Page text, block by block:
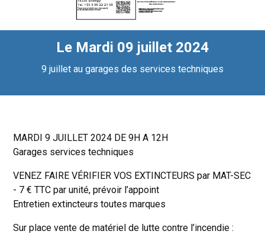
Le Mardi 09 juillet 2024
9 juillet au garages des services techniques
MARDI 9 JUILLET 2024 DE 9H A 12H
Garages services techniques
VENEZ FAIRE VÉRIFIER VOS EXTINCTEURS par MAT-SEC
- 7 € TTC par unité, prévoir l’appoint
Entretien extincteurs toutes marques
Sur place vente de matériel de lutte contre l’incendie :